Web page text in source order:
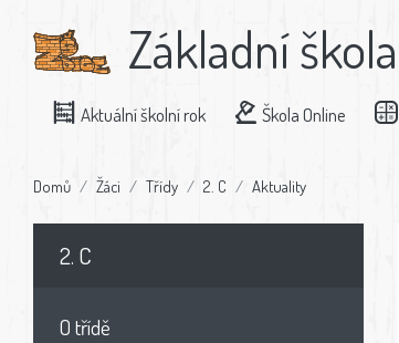
Základní
Aktuální školní rok Škola Online
Domů Žáci Třídy 2. C Aktuality
2. C
O třídě